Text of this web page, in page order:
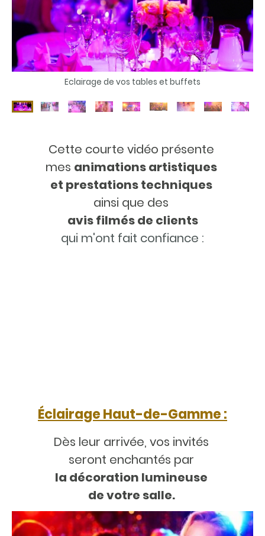
Cette courte vidéo présente
mes animations artistiques
et prestations techniques
ainsi que des
avis filmés de clients
qui m'ont fait confiance :
Éclairage Haut-de-Gamme :
Dès leur arrivée, vos invités
seront enchantés par
la décoration lumineuse
de votre salle.